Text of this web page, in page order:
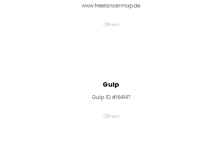
www.freelancermap.de
Öffnen
Gulp
Gulp ID #164147
Öffnen